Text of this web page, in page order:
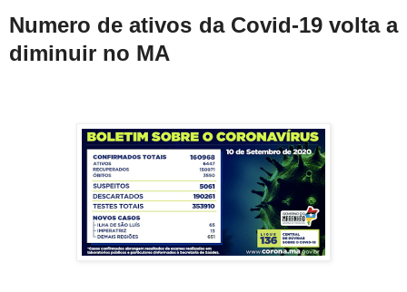
Numero de ativos da Covid-19 volta a
diminuir no MA